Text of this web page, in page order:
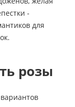
-
для
розы